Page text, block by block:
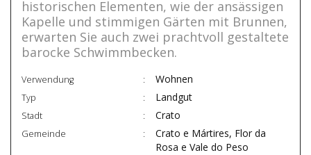
historischen Elementen, wie der ansässigen
Kapelle und stimmigen Gärten mit Brunnen,
erwarten Sie auch zwei prachtvoll gestaltete
barocke Schwimmbecken.
Verwendung Wohnen
Typ Landgut
Stadt Crato
Gemeinde
Crato e Mártires, Flor da
Rosa e Vale do Peso